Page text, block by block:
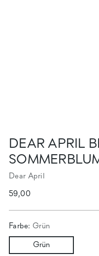
DEAR APRIL
Dear April
Regulärer
59,00
Farbe: Grün
Grün